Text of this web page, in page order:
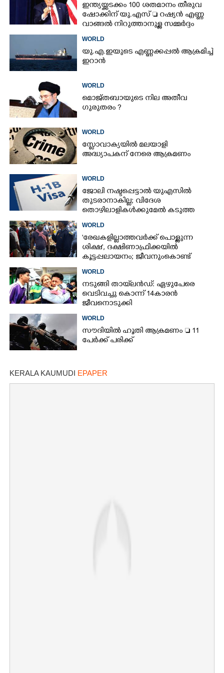
ഇന്ത്യയ്ക്കടക്കം 100 ശതമാനം തീരുവ
ഷോക്കിന് യു.എസ്  റഷ്യൻ എണ്ണ
വാങ്ങൽ നിറുത്താനുള്ള സമ്മർദ്ദം
WORLD
യു.എ.ഇയുടെ എണ്ണക്കപ്പൽ ആക്രമിച്ച്
ഇറാൻ
WORLD
മൊജ്തബായുടെ നില അതീവ
ഗുരുതരം ?
WORLD
സ്ലോവാക്യയിൽ മലയാളി
അദ്ധ്യാപകന് നേരെ ആക്രമണം
WORLD
ജോലി നഷ്ടപ്പെട്ടാൽ യുഎസിൽ
തുടരാനാകില്ല; വിദേശ
തൊഴിലാളികൾക്കുമേൽ കടുത്ത
WORLD
'രേഖകളില്ലാത്തവർക്ക് പൊള്ളുന്ന
ശിക്ഷ', ദക്ഷിണാഫ്രിക്കയിൽ
കൂട്ടപ്പലായനം; ജീവനുംകൊണ്ട്
പേർ
WORLD
നടുങ്ങി തായ്‌ലൻഡ്: ഏഴുപേരെ
വെടിവച്ചു കൊന്ന് 14കാരൻ
ജീവനൊടുക്കി
WORLD
സൗദിയിൽ ഹൂതി ആക്രമണം  11
പേർക്ക് പരിക്ക്
KERALA KAUMUDI EPAPER